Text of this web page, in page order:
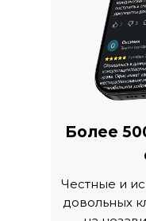
Честные и
довольных
Более